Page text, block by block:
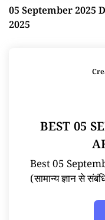
05 September 2025
2025
BEST 05
Best 05
(सामान्य ज्ञान से